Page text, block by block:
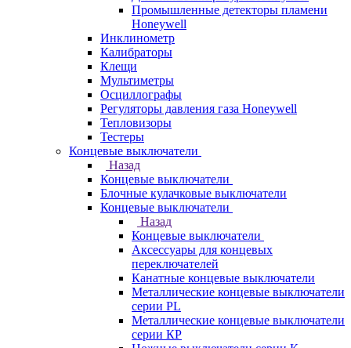
Промышленные детекторы пламени
Honeywell
Инклинометр
Калибраторы
Клещи
Мультиметры
Осциллографы
Регуляторы давления газа Honeywell
Тепловизоры
Тестеры
Концевые выключатели
Назад
Концевые выключатели
Блочные кулачковые выключатели
Концевые выключатели
Назад
Концевые выключатели
Аксессуары для концевых
переключателей
Канатные концевые выключатели
Металлические концевые выключатели
серии PL
Металлические концевые выключатели
серии КP